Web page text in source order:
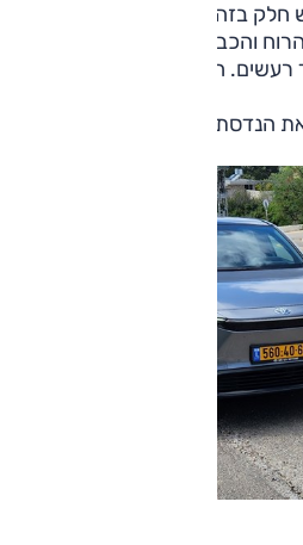
בזה, אך, נסעתי במכוניות
והכביש אינם חלק מנסיעה
רעשים. חבל.
הנדסת האנוש.